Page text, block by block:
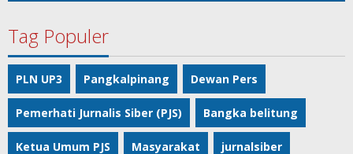
Tag Populer
PLN UP3 Pangkalpinang Dewan Pers
Pemerhati Jurnalis Siber (PJS) Bangka belitung
Ketua Umum PJS Masyarakat jurnalsiber